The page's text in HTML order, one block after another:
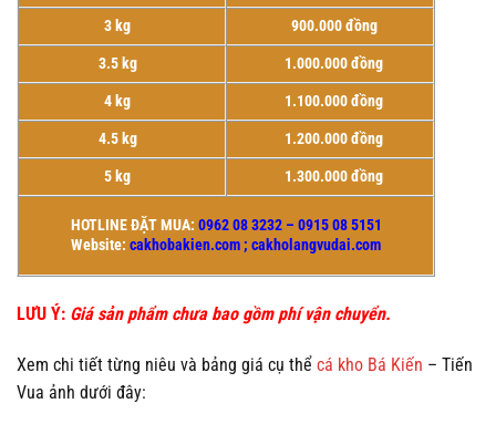
3 kg
900.000 đồng
3.5 kg
1.000.000 đồng
4 kg
1.100.000 đồng
4.5 kg
1.200.000 đồng
5 kg
1.300.000 đồng
HOTLINE ĐẶT MUA: 0962 08 3232 – 0915 08 5151
Website: cakhobakien.com ; cakholangvudai.com
LƯU Ý: Giá sản phẩm chưa bao gồm phí vận chuyển.
Xem chi tiết từng niêu và bảng giá cụ thể cá kho Bá Kiến – Tiến
Vua ảnh dưới đây: